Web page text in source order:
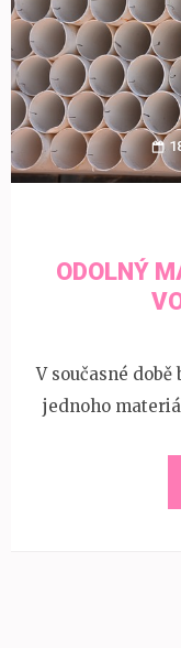
ODOLNÝ
V současné
jednoho